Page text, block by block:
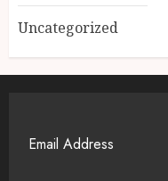
Uncategorized